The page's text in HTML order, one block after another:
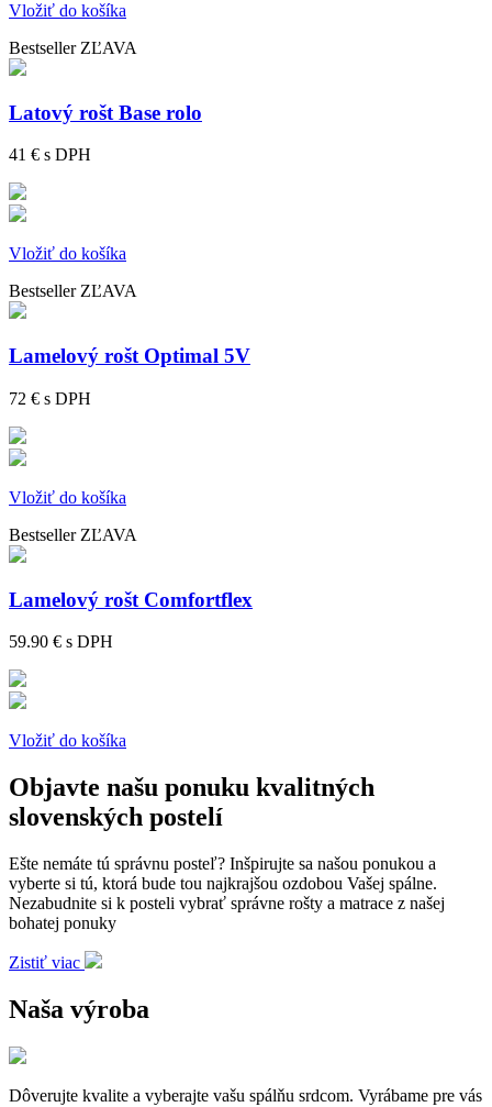
Vložiť do košíka
Bestseller ZĽAVA
Latový rošt Base rolo
41 € s DPH
Vložiť do košíka
Bestseller ZĽAVA
Lamelový rošt Optimal 5V
72 € s DPH
Vložiť do košíka
Bestseller ZĽAVA
Lamelový rošt Comfortflex
59.90 € s DPH
Vložiť do košíka
Objavte našu ponuku kvalitných
slovenských postelí
Ešte nemáte tú správnu posteľ? Inšpirujte sa našou ponukou a
vyberte si tú, ktorá bude tou najkrajšou ozdobou Vašej spálne.
Nezabudnite si k posteli vybrať správne rošty a matrace z našej
bohatej ponuky
Zistiť viac
Naša výroba
Dôverujte kvalite a vyberajte vašu spálňu srdcom. Vyrábame pre vás